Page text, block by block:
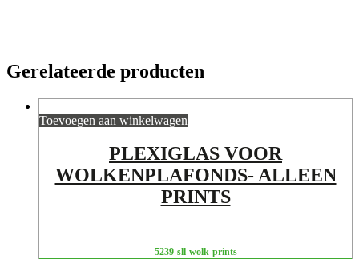
Gerelateerde producten
Toevoegen aan winkelwagen
PLEXIGLAS VOOR
WOLKENPLAFONDS- ALLEEN
PRINTS
5239-sll-wolk-prints